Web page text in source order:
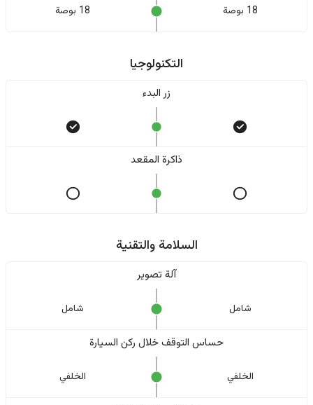
18 بوصة 18 بوصة
التكنولوجيا
زر البدء
ذاكرة المقعد
السلامة والتقنية
آلة تصوير
شامل شامل
حساس التوقف خلال ركن السيارة
الخلفي الخلفي